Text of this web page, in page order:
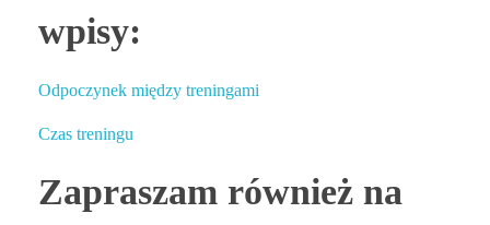
wpisy:
Odpoczynek między treningami
Czas treningu
Zapraszam również na